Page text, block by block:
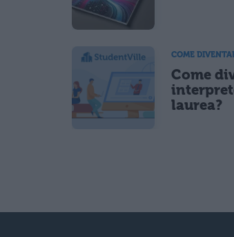
COME
Come
laurea?